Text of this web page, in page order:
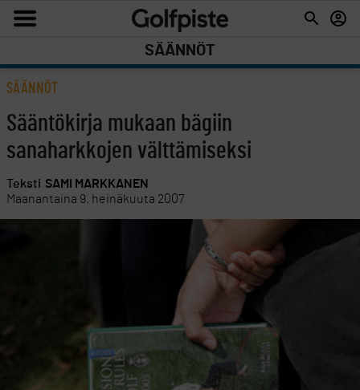
SÄÄNNÖT
SÄÄNNÖT
Sääntökirja mukaan bägiin
sanaharkkojen välttämiseksi
Teksti SAMI MARKKANEN
Maanantaina 9. heinäkuuta 2007